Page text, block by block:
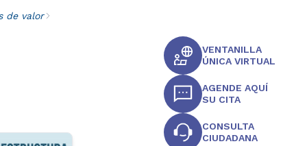
de valor
VENTANILLA
ÚNICA VIRTUAL
AGENDE AQUÍ
SU CITA
CONSULTA
CIUDADANA